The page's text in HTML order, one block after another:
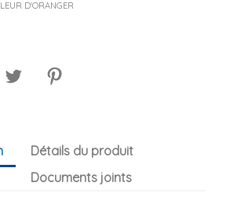
D'ORANGER
Détails du produit
Documents joints